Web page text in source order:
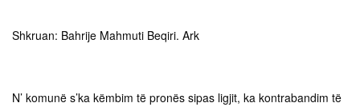
Shkruan: Bahrije Mahmuti Beqiri. Ark
N’ komunë s’ka këmbim të pronës sipas ligjit, ka kontrabandim të